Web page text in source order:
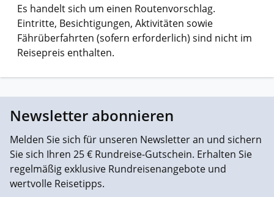
Es handelt sich um einen Routenvorschlag.
Eintritte, Besichtigungen, Aktivitäten sowie
Fährüberfahrten (sofern erforderlich) sind nicht im
Reisepreis enthalten.
Newsletter abonnieren
Melden Sie sich für unseren Newsletter an und sichern
Sie sich Ihren 25 € Rundreise-Gutschein. Erhalten Sie
regelmäßig exklusive Rundreisenangebote und
wertvolle Reisetipps.